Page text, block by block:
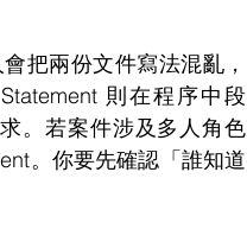
把兩份文件寫法混亂，
則在程序中段
。若案件涉及多人角色
。你要先確認「誰知道